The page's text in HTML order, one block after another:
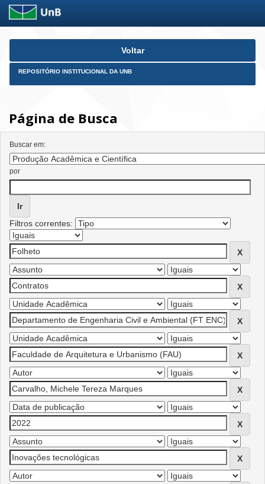
Skip
Voltar
REPOSITÓRIO INSTITUCIONAL DA UNB
Página de Busca
Buscar em:
por
Filtros correntes: